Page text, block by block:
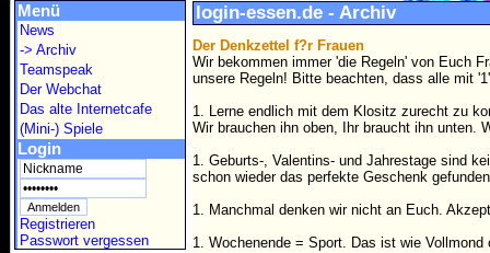
Menü
News
-> Archiv
Teamspeak
Der Webchat
Das alte Internetcafe
(Mini-) Spiele
Login
Registrieren
Passwort vergessen
login-essen.de - Archiv
Der Denkzettel f?r Frauen
Wir bekommen immer 'die Regeln' von Euch
unsere Regeln! Bitte beachten, dass alle mit
1. Lerne endlich mit dem Klositz zurecht zu
Wir brauchen ihn oben, Ihr braucht ihn unten.
1. Geburts-, Valentins- und Jahrestage sind
schon wieder das perfekte Geschenk
1. Manchmal denken wir nicht an Euch.
1. Wochenende = Sport. Das ist wie